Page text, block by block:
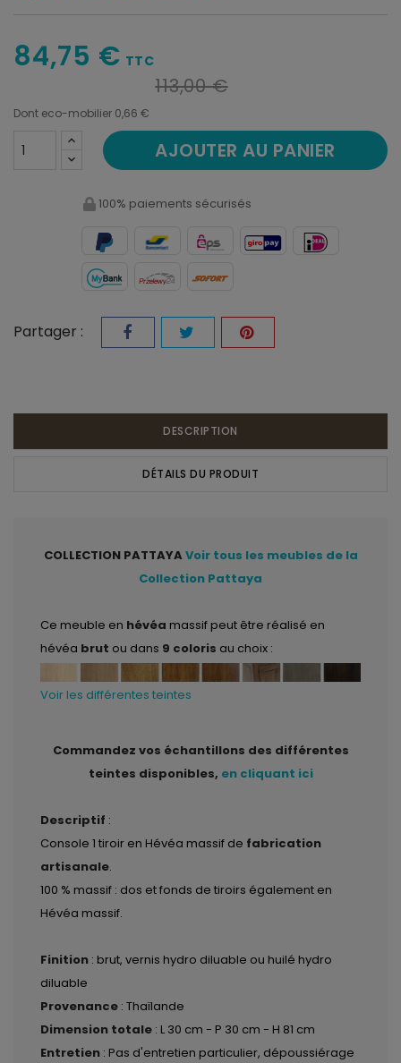
84,75 € TTC
113,00 €
Dont eco-mobilier 0,66 €
AJOUTER AU PANIER
100% paiements sécurisés
Partager :
DESCRIPTION
DÉTAILS DU PRODUIT
COLLECTION PATTAYA Voir tous les meubles de la
Collection Pattaya
Ce meuble en hévéa massif peut être réalisé en
hévéa brut ou dans 9 coloris au choix :
Voir les différentes teintes
Commandez vos échantillons des différentes
teintes disponibles, en cliquant ici
Descriptif :
Console 1 tiroir en Hévéa massif de fabrication
artisanale.
100 % massif : dos et fonds de tiroirs également en
Hévéa massif.
Finition : brut, vernis hydro diluable ou huilé hydro
diluable
Provenance : Thaïlande
Dimension totale : L 30 cm - P 30 cm - H 81 cm
Entretien : Pas d'entretien particulier, dépoussiérage